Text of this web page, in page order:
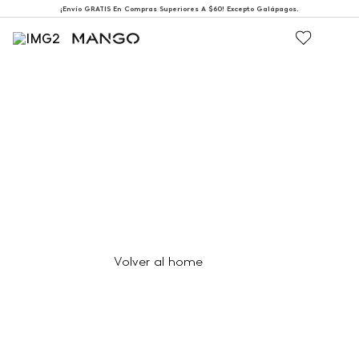
¡Envío GRATIS En Compras Superiores A $60! Excepto Galápagos.
Volver al home